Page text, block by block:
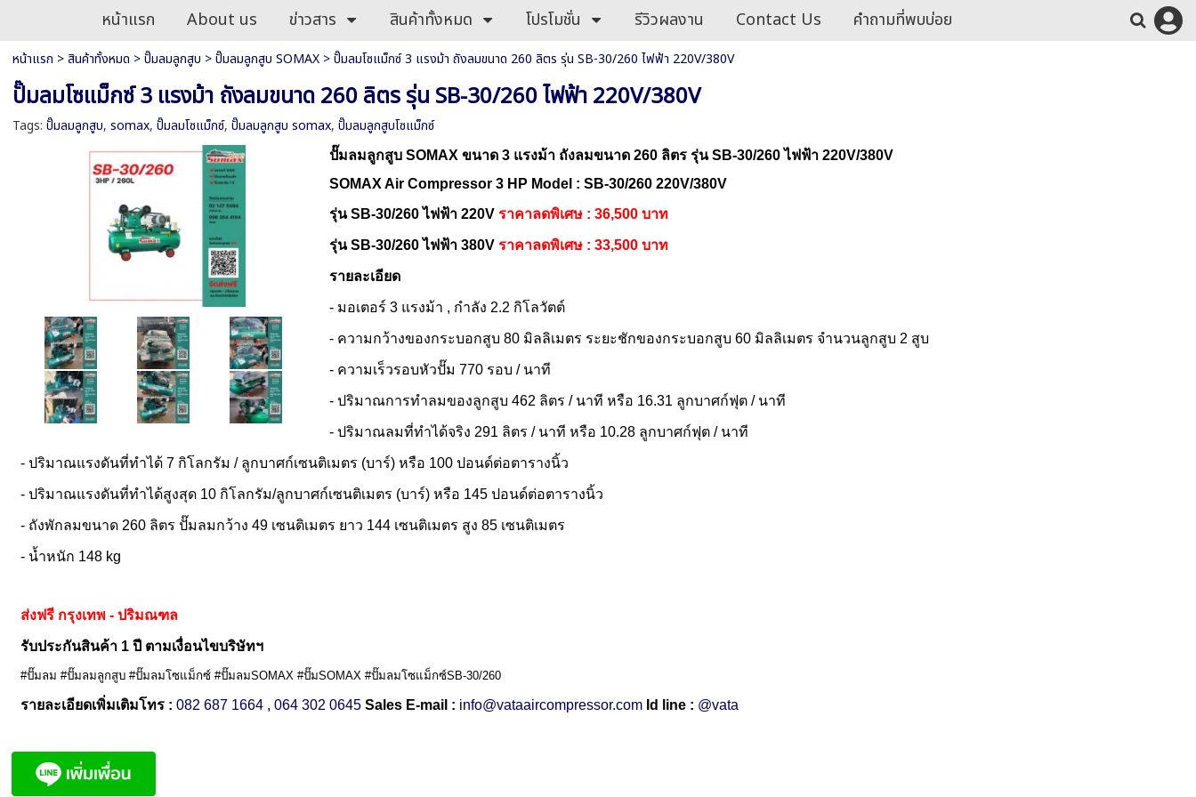
หน้าแรก About us ข่าวสาร สินค้าทั้งหมด โปรโมชั่น รีวิวผลงาน Contact Us คำถามที่พบบ่อย
หน้าแรก >สินค้าทั้งหมด >ปั๊มลมลูกสูบ >ปั๊มลมลูกสูบ SOMAX>ปั๊มลมโซแม็กซ์ 3 แรงม้า ถังลมขนาด 260 ลิตร รุ่น SB-30/260 ไฟฟ้า 220V/380V
ปั๊มลมโซแม็กซ์ 3 แรงม้า ถังลมขนาด 260 ลิตร รุ่น SB-30/260 ไฟฟ้า 220V/380V
Tags: ปั๊มลมลูกสูบ, somax, ปั๊มลมโซแม็กซ์, ปั๊มลมลูกสูบ somax, ปั๊มลมลูกสูบโซแม็กซ์
ปั๊มลมลูกสูบ SOMAX ขนาด 3 แรงม้า ถังลมขนาด 260 ลิตร รุ่น SB-30/260 ไฟฟ้า 220V/380V
SOMAX Air Compressor 3 HP Model :SB-30/260 220V/380V
รุ่น SB-30/260 ไฟฟ้า 220Vราคาลดพิเศษ : 36,500 บาท
รุ่น SB-30/260 ไฟฟ้า 380Vราคาลดพิเศษ : 33,500 บาท
รายละเอียด
- มอเตอร์ 3 แรงม้า , กำลัง 2.2 กิโลวัตต์
- ความกว้างของกระบอกสูบ 80 มิลลิเมตร ระยะชักของกระบอกสูบ 60 มิลลิเมตร จำนวนลูกสูบ 2 สูบ
- ความเร็วรอบหัวปั๊ม 770 รอบ / นาที
- ปริมาณการทำลมของลูกสูบ 462 ลิตร / นาที หรือ 16.31 ลูกบาศก์ฟุต / นาที
- ปริมาณลมที่ทำได้จริง 291 ลิตร / นาที หรือ 10.28 ลูกบาศก์ฟุต / นาที
- ปริมาณแรงดันที่ทำได้ 7 กิโลกรัม / ลูกบาศก์เซนติเมตร (บาร์) หรือ 100 ปอนด์ต่อตารางนิ้ว
- ปริมาณแรงดันที่ทำได้สูงสุด 10 กิโลกรัม/ลูกบาศก์เซนติเมตร (บาร์) หรือ 145 ปอนด์ต่อตารางนิ้ว
- ถังพักลมขนาด 260 ลิตร ปั๊มลมกว้าง 49 เซนติเมตร ยาว 144 เซนติเมตร สูง 85 เซนติเมตร
- น้ำหนัก 148 kg
ส่งฟรี กรุงเทพ - ปริมณฑล
รับประกันสินค้า 1 ปี ตามเงื่อนไขบริษัทฯ
#ปั๊มลม #ปั๊มลมลูกสูบ #ปั๊มลมโซแม็กซ์ #ปั๊มลมSOMAX #ปั๊มSOMAX #ปั๊มลมโซแม็กซ์SB-30/260
รายละเอียดเพิ่มเติมโทร :082 687 1664 ,064 302 0645 Sales E-mail : info@vataaircompressor.com Id line : @vata